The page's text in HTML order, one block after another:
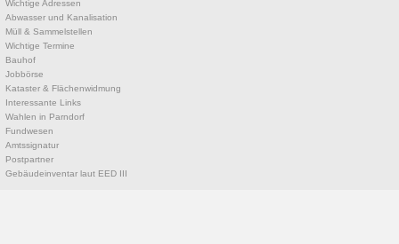
Wichtige Adressen
Abwasser und Kanalisation
Müll & Sammelstellen
Wichtige Termine
Bauhof
Jobbörse
Kataster & Flächenwidmung
Interessante Links
Wahlen in Parndorf
Fundwesen
Amtssignatur
Postpartner
Gebäudeinventar laut EED III